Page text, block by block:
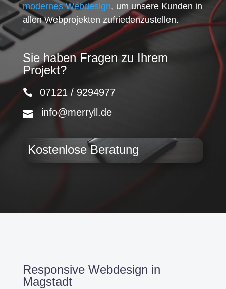
modernes Webdesign, um unsere Kunden in
allen Webprojekten zufriedenzustellen.
Sie haben Fragen zu Ihrem
Projekt?
07121 / 9294977
info@merryll.de
Kostenlose Beratung
Responsive Webdesign in
Magstadt